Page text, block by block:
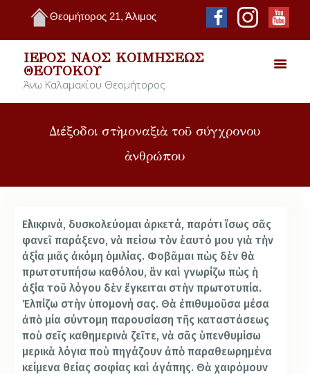
Θεομήτορος 21, Άλιμος
ΙΕΡΌΣ ΝΑΌΣ ΚΟΙΜΉΣΕΩΣ
ΘΕΟΤΌΚΟΥ
Άνω Καλαμακίου Θεομήτορος
Διέξοδοι στὴ μοναξιὰ τοῦ σύγχρονου
ἀνθρώπου
Εἰλικρινά, δυσκολεύομαι ἀρκετά, παρότι ἴσως σᾶς
φανεῖ παράξενο, νὰ πείσω τὸν ἑαυτό μου γιὰ τὴν
ἀξία μιᾶς ἀκόμη ὁμιλίας. Φοβᾶμαι πὼς δὲν θὰ
πρωτοτυπήσω καθόλου, ἂν καὶ γνωρίζω πὼς ἡ
ἀξία τοῦ λόγου δὲν ἔγκειται στὴν πρωτοτυπία.
Ἐλπίζω στὴν ὑπομονή σας. Θὰ ἐπιθυμοῦσα μέσα
ἀπὸ μία σύντομη παρουσίαση τῆς καταστάσεως
ποὺ σεῖς καθημερινὰ ζεῖτε, νὰ σᾶς ὑπενθυμίσω
μερικὰ λόγια ποὺ πηγάζουν ἀπὸ παραθεωρημένα
κείμενα θείας σοφίας καὶ ἀγάπης. Θὰ χαιρόμουν